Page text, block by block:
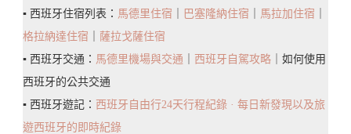
簡
交
景
▪️ 西班牙住宿列表： 馬德里住宿 巴塞隆納住宿 馬拉加住宿
格拉納達住宿
薩拉戈薩住宿
▪️ 西班牙交通： 馬德里機場與交通 西班牙自駕攻略 ｜如何使用
西班牙的公共交通
▪️ 西班牙遊記： 西班牙自由行24天行程紀錄 · 每日新發現以及旅
遊西班牙的即時紀錄